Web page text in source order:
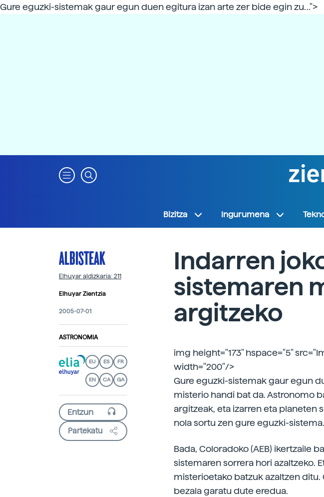
Gure eguzki-sistemak gaur egun duen egitura izan arte zer bide egin zu…">
Bizitza Ingurumena
ALBISTEAK
Elhuyar aldizkaria: 211
Elhuyar Zientzia
2005-07-01
ASTRONOMIA
EU ES FR
EN CA GA
Partekatu
Indarren
sistemaren
argitzeko
img height="173" hspace="5"
width="200"/>
Gure eguzki-sistemak gaur egun
misterio handi bat da. Astronomo
argitzeak, eta izarren eta planeten
nola sortu zen gure eguzki-sistema.
Bada, Coloradoko (AEB) ikertzaile
sistemaren sorrera hori azaltzeko.
misterioetako batzuk azaltzen
bezala garatu dute eredua.